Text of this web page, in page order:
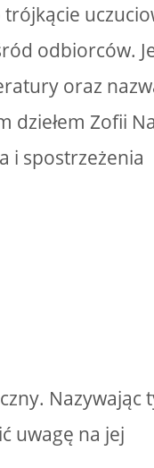
odbiorców.
oraz
Zofii
i spostrzeżenia
Nazywając
uwagę na jej